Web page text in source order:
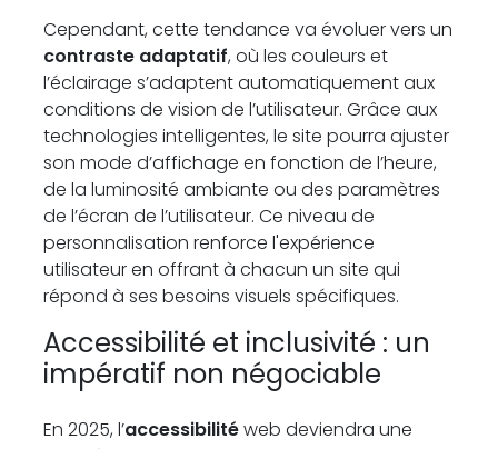
Cependant, cette tendance va évoluer vers un
contraste adaptatif, où les couleurs et
l’éclairage s’adaptent automatiquement aux
conditions de vision de l’utilisateur. Grâce aux
technologies intelligentes, le site pourra ajuster
son mode d’affichage en fonction de l’heure,
de la luminosité ambiante ou des paramètres
de l’écran de l’utilisateur. Ce niveau de
personnalisation renforce l'expérience
utilisateur en offrant à chacun un site qui
répond à ses besoins visuels spécifiques.
Accessibilité et inclusivité : un
impératif non négociable
En 2025, l’accessibilitéweb deviendra une